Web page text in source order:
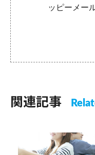
ッピーメー
関連記事